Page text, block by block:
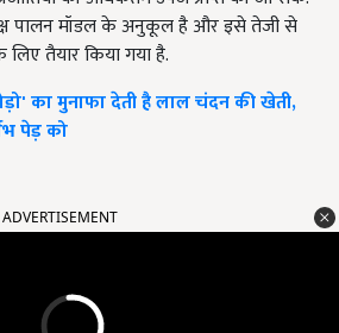
पालन मॉडल के अनुकूल है और इसे तेजी से
लिए तैयार किया गया है.
का मुनाफा देती है लाल चंदन की खेती,
पेड़ को
ADVERTISEMENT